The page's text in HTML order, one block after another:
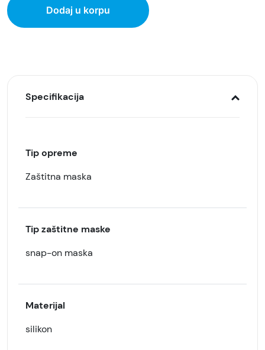
Dodaj u korpu
Specifikacija
Tip opreme
Zaštitna maska
Tip zaštitne maske
snap-on maska
Materijal
silikon